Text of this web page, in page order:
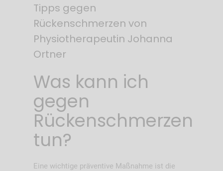
Tipps gegen
Rückenschmerzen von
Physiotherapeutin Johanna
Ortner
Was kann ich
gegen
Rückenschmerzen
tun?
Eine wichtige präventive Maßnahme ist die